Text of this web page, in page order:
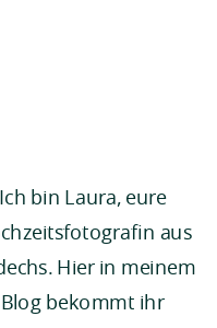
Ich bin Laura, eure
aus
Hier in meinem
Blog bekommt ihr